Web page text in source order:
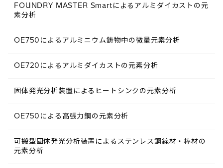
FOUNDRY MASTER Smartによるアルミダイカストの元
素分析
OE750によるアルミニウム鋳物中の微量元素分析
OE720によるアルミダイカストの元素分析
固体発光分析装置によるヒートシンクの元素分析
OE750による高張力鋼の元素分析
可搬型固体発光分析装置によるステンレス鋼線材・棒材の
元素分析